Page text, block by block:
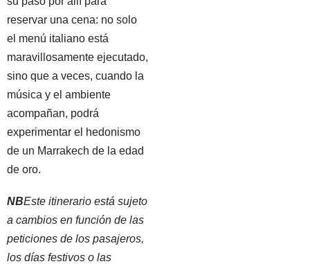
reservar una cena: no solo
el menú italiano está
maravillosamente ejecutado,
sino que a veces, cuando la
música y el ambiente
acompañan, podrá
experimentar el hedonismo
de un Marrakech de la edad
de oro.
NBEste itinerario está sujeto
a cambios en función de las
peticiones de los pasajeros,
los días festivos o las